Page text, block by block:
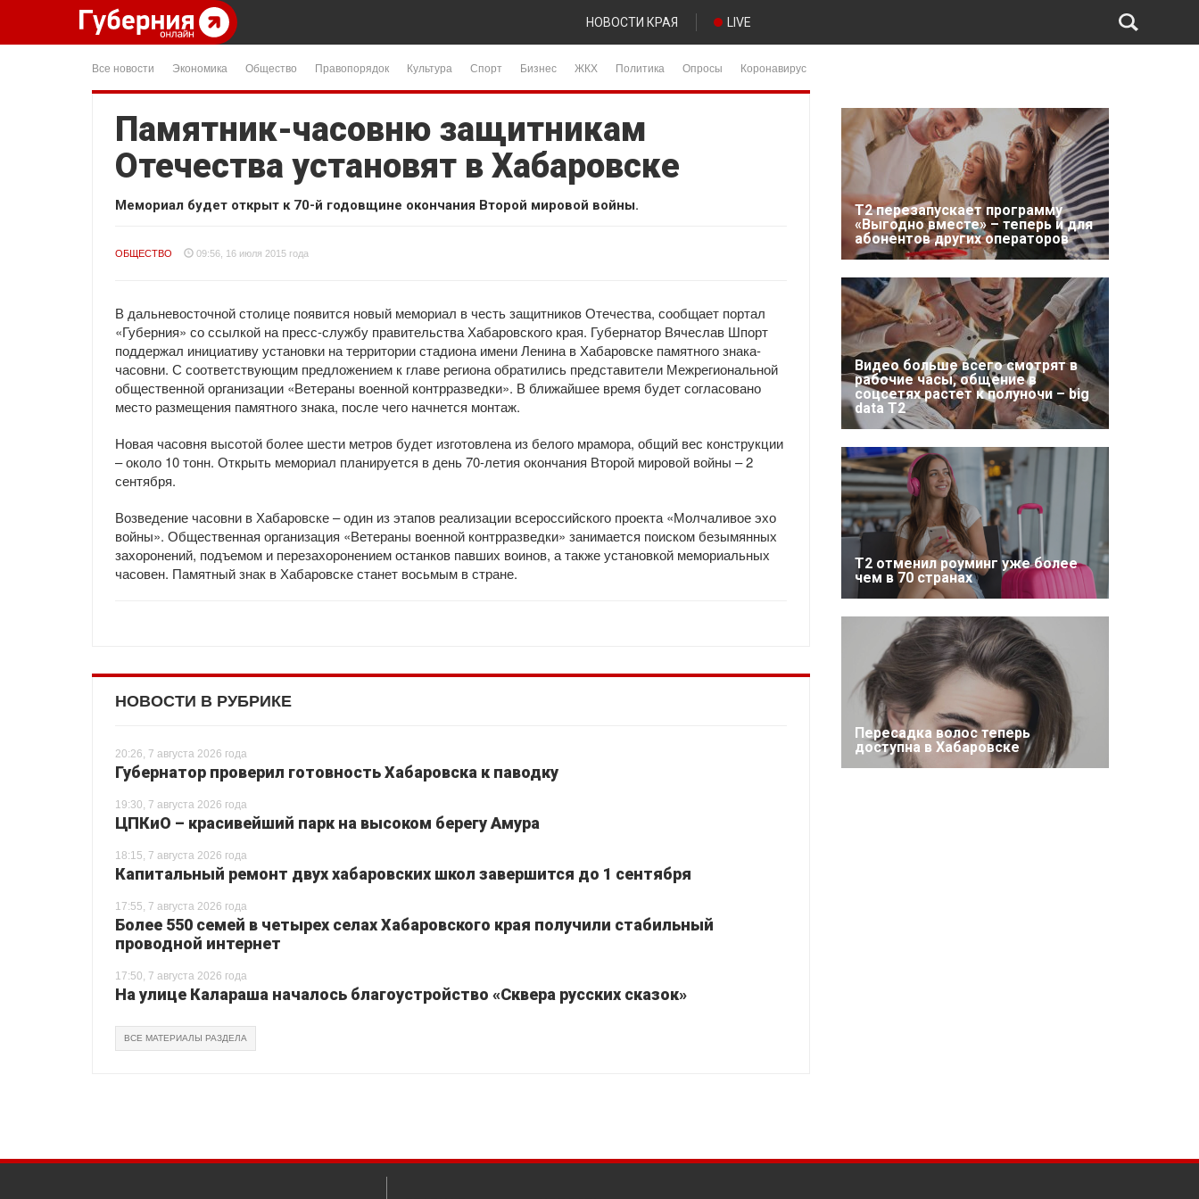
НОВОСТИ КРАЯ LIVE
Все новости Экономика Общество Правопорядок Культура Спорт Бизнес ЖКХ Политика Опросы Коронавирус
Памятник-часовню защитникам
Отечества установят в Хабаровске
Мемориал будет открыт к 70-й годовщине окончания Второй мировой войны.
ОБЩЕСТВО 09:56, 16 июля 2015 года
В дальневосточной столице появится новый мемориал в честь защитников Отечества, сообщает портал
«Губерния» со ссылкой на пресс-службу правительства Хабаровского края. Губернатор Вячеслав Шпорт
поддержал инициативу установки на территории стадиона имени Ленина в Хабаровске памятного знака-
часовни. С соответствующим предложением к главе региона обратились представители Межрегиональной
общественной организации «Ветераны военной контрразведки». В ближайшее время будет согласовано
место размещения памятного знака, после чего начнется монтаж.
Новая часовня высотой более шести метров будет изготовлена из белого мрамора, общий вес конструкции
– около 10 тонн. Открыть мемориал планируется в день 70-летия окончания Второй мировой войны – 2
сентября.
Возведение часовни в Хабаровске – один из этапов реализации всероссийского проекта «Молчаливое эхо
войны». Общественная организация «Ветераны военной контрразведки» занимается поиском безымянных
захоронений, подъемом и перезахоронением останков павших воинов, а также установкой мемориальных
часовен. Памятный знак в Хабаровске станет восьмым в стране.
НОВОСТИ В РУБРИКЕ
20:26, 7 августа 2026 года
Губернатор проверил готовность Хабаровска к паводку
19:30, 7 августа 2026 года
ЦПКиО – красивейший парк на высоком берегу Амура
18:15, 7 августа 2026 года
Капитальный ремонт двух хабаровских школ завершится до 1 сентября
17:55, 7 августа 2026 года
Более 550 семей в четырех селах Хабаровского края получили стабильный
проводной интернет
17:50, 7 августа 2026 года
На улице Калараша началось благоустройство «Сквера русских сказок»
ВСЕ МАТЕРИАЛЫ РАЗДЕЛА
Т2 перезапускает программу
«Выгодно вместе» – теперь и для
абонентов других операторов
Видео больше всего смотрят в
рабочие часы, общение в
соцсетях растет к полуночи – big
data T2
Т2 отменил роуминг уже более
чем в 70 странах
Пересадка волос теперь
доступна в Хабаровске